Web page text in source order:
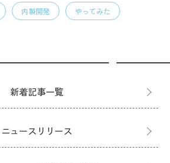
内製開発 やってみた
新着記事一覧
ニュースリリース